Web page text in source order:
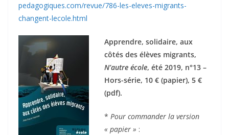
pedagogiques.com/revue/786-les-eleves-migrants-
changent-lecole.html
Apprendre, solidaire, aux
côtés des élèves migrants,
N’autre école, été 2019, n°13 –
Hors-série, 10 € (papier), 5 €
(pdf).
* Pour commander la version
« papier » :